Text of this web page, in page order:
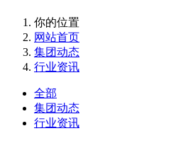
你的位置
网站首页
集团动态
行业资讯
全部
集团动态
行业资讯